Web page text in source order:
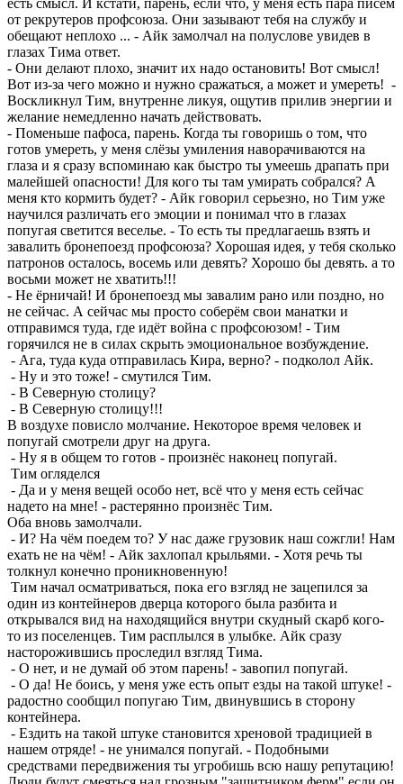
от рекрутеров профсоюза. Они зазывают тебя на службу и
обещают неплохо ... - Айк замолчал на полуслове увидев в
глазах Тима ответ.
- Они делают плохо, значит их надо остановить! Вот смысл!
Вот из-за чего можно и нужно сражаться, а может и умереть! -
Воскликнул Тим, внутренне ликуя, ощутив прилив энергии и
желание немедленно начать действовать.
- Поменьше пафоса, парень. Когда ты говоришь о том, что
готов умереть, у меня слёзы умиления наворачиваются на
глаза и я сразу вспоминаю как быстро ты умеешь драпать при
малейшей опасности! Для кого ты там умирать собрался? А
меня кто кормить будет? - Айк говорил серьезно, но Тим уже
научился различать его эмоции и понимал что в глазах
попугая светится веселье. - То есть ты предлагаешь взять и
завалить бронепоезд профсоюза? Хорошая идея, у тебя сколько
патронов осталось, восемь или девять? Хорошо бы девять. а то
восьми может не хватить!!!
- Не ёрничай! И бронепоезд мы завалим рано или поздно, но
не сейчас. А сейчас мы просто соберём свои манатки и
отправимся туда, где идёт война с профсоюзом! - Тим
горячился не в силах скрыть эмоциональное возбуждение.
- Ага, туда куда отправилась Кира, верно? - подколол Айк.
- Ну и это тоже! - смутился Тим.
- В Северную столицу?
- В Северную столицу!!!
В воздухе повисло молчание. Некоторое время человек и
попугай смотрели друг на друга.
- Ну я в общем то готов - произнёс наконец попугай.
Тим огляделся
- Да и у меня вещей особо нет, всё что у меня есть сейчас
надето на мне! - растерянно произнёс Тим.
Оба вновь замолчали.
- И? На чём поедем то? У нас даже грузовик наш сожгли! Нам
ехать не на чём! - Айк захлопал крыльями. - Хотя речь ты
толкнул конечно проникновенную!
Тим начал осматриваться, пока его взгляд не зацепился за
один из контейнеров дверца которого была разбита и
открывался вид на находящийся внутри скудный скарб кого-
то из поселенцев. Тим расплылся в улыбке. Айк сразу
насторожившись проследил взгляд Тима.
- О нет, и не думай об этом парень! - завопил попугай.
- О да! Не боись, у меня уже есть опыт езды на такой штуке! -
радостно сообщил попугаю Тим, двинувшись в сторону
контейнера.
- Ездить на такой штуке становится хреновой традицией в
нашем отряде! - не унимался попугай. - Подобными
средствами передвижения ты угробишь всю нашу репутацию!